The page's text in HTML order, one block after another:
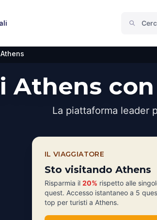
Athens
Athens
La piattaforma leader
IL VIAGGIATORE
Sto visitando Athens
Risparmia il 20% rispetto alle
quest. Accesso istantaneo a 5
top per turisti a Athens.